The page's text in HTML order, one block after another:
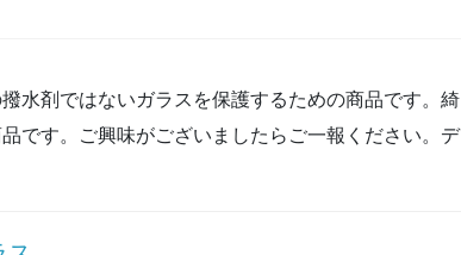
水剤ではないガラスを保護するための商品です。綺
です。ご興味がございましたらご一報ください。デ